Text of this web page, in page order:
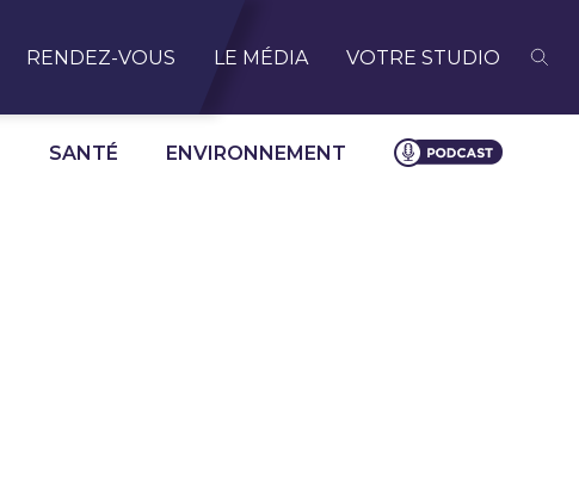
RENDEZ-VOUS LE MÉDIA VOTRE STUDIO
SANTÉ ENVIRONNEMENT